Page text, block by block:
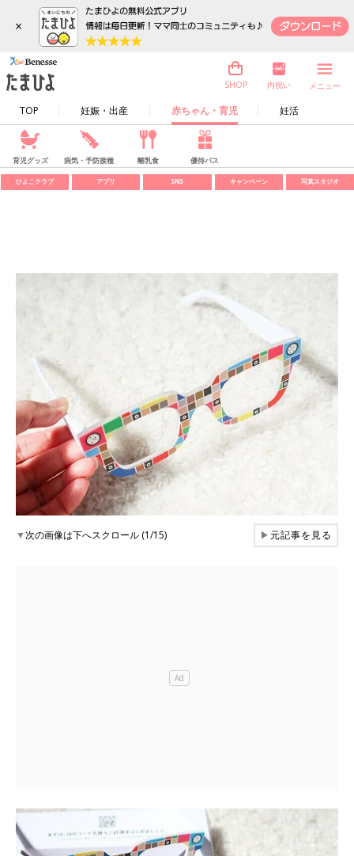
×
TOP 妊娠・出産 赤ちゃん・育児 妊活
SHOP 内祝い メニュー
育児グッズ 病気・予防接種 離乳食 優待パス
ひよこクラブ アプリ SNS キャンペーン 写真スタジオ
▼次の画像は下へスクロール (1/15) ▶元記事を見る